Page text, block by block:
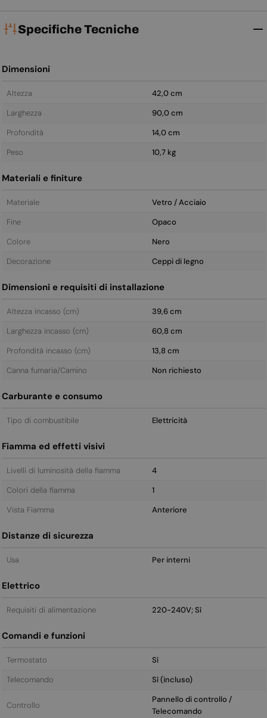
Specifiche Tecniche
Dimensioni
Altezza
42,0 cm
Larghezza
90,0 cm
Profondità
14,0 cm
Peso
10,7 kg
Materiali e finiture
Materiale
Vetro / Acciaio
Fine
Opaco
Colore
Nero
Decorazione
Ceppi di legno
Dimensioni e requisiti di installazione
Altezza incasso (cm)
39,6 cm
Larghezza incasso (cm)
60,8 cm
Profondità incasso (cm)
13,8 cm
Canna fumaria/Camino
Non richiesto
Carburante e consumo
Tipo di combustibile Elettricità
Fiamma ed effetti visivi
Livelli di luminosità della fiamma
4
Colori della fiamma
1
Vista Fiamma
Anteriore
Distanze di sicurezza
Usa Per interni
Elettrico
Requisiti di alimentazione 220-240V; Sì
Comandi e funzioni
Termostato
Sì
Telecomando
Sì (incluso)
Controllo
Pannello di controllo /
Telecomando